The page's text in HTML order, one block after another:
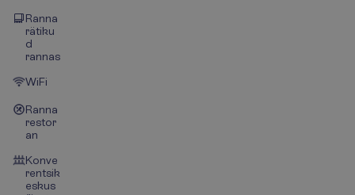
Ranna
rätiku
d
rannas
WiFi
Ranna
restor
an
Konve
rentsik
eskus